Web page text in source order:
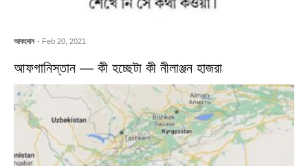
আবহমান - Feb 20, 2021
আফগানিস্তান — কী হচ্ছেটা কী নীলাঞ্জন হাজরা